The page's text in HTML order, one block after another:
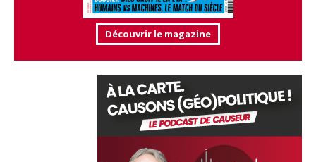
Découvrir le magazine